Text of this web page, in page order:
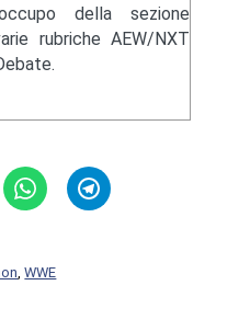
della sezione
rubriche AEW/NXT
,WWE